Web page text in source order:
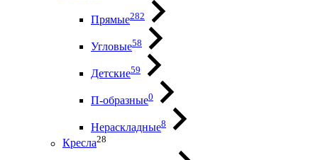
Прямые282
Угловые58
Детские59
П-образные0
Нераскладные8
Кресла28